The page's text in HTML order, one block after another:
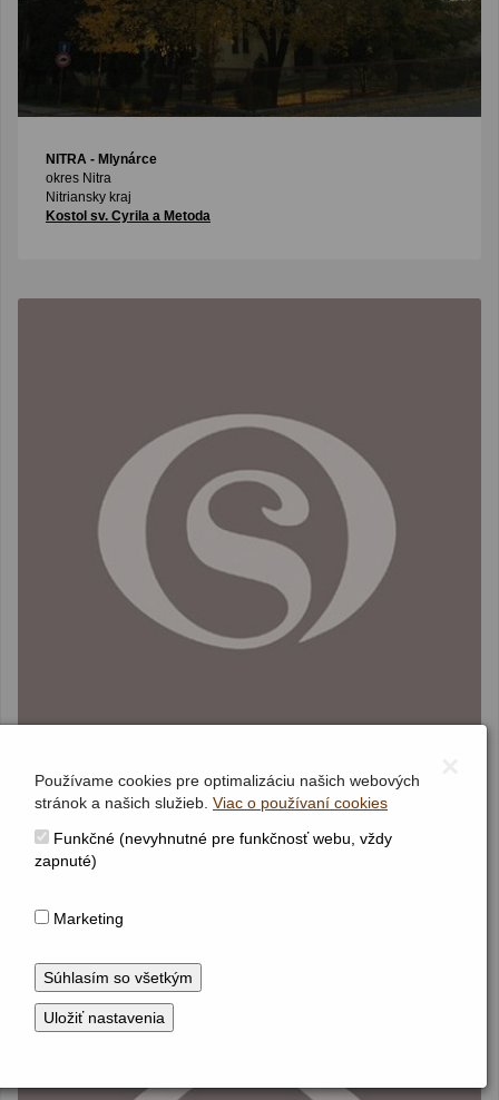
NITRA - Mlynárce
okres Nitra
Nitriansky kraj
Kostol sv. Cyrila a Metoda
NITRA - Staré Mesto (Dolné Mesto)
Nitriansky kraj
Chrám sv. Štefana
Používame cookies pre optimalizáciu našich webových
stránok a našich služieb. Viac o používaní cookies
Funkčné (nevyhnutné pre funkčnosť webu, vždy
zapnuté)
Marketing